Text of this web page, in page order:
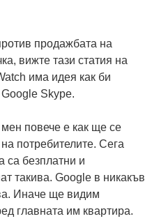
продажбата на
вижте тази статия на
има идея как би
Skype.
повече е как ще се
потребителите. Сега
са безплатни и
такива. Google в никакъв
Иначе ще видим
главната им квартира.